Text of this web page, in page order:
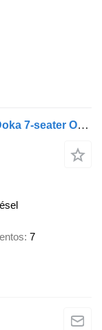
Peugeot Boxer Furgin Duoble CabinDoka 7-seater One Owner L4H2
7